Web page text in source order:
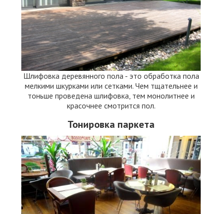
Шлифовка деревянного пола - это обработка пола
мелкими шкурками или сетками. Чем тщательнее и
тоньше проведена шлифовка, тем монолитнее и
красочнее смотрится пол.
Тонировка паркета